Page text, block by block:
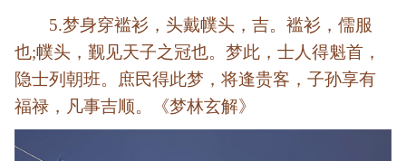
5.梦身穿褴衫，头戴幞头，吉。褴衫，儒服
也;幞头，觐见天子之冠也。梦此，士人得魁首，
隐士列朝班。庶民得此梦，将逢贵客，子孙享有
福禄，凡事吉顺。《梦林玄解》